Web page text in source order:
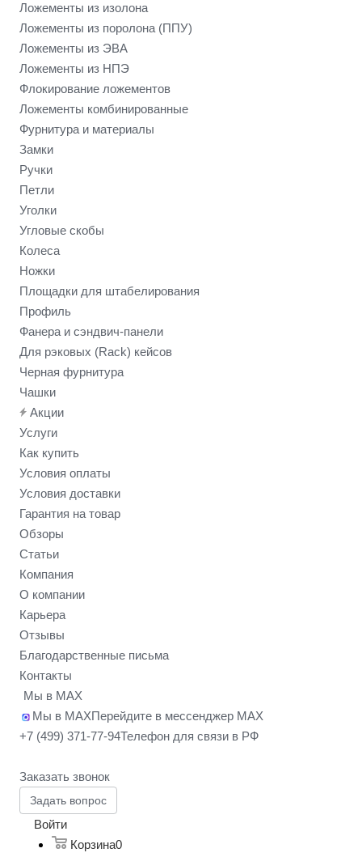
Ложементы из изолона
Ложементы из поролона (ППУ)
Ложементы из ЭВА
Ложементы из НПЭ
Флокирование ложементов
Ложементы комбинированные
Фурнитура и материалы
Замки
Ручки
Петли
Уголки
Угловые скобы
Колеса
Ножки
Площадки для штабелирования
Профиль
Фанера и сэндвич-панели
Для рэковых (Rack) кейсов
Черная фурнитура
Чашки
Акции
Услуги
Как купить
Условия оплаты
Условия доставки
Гарантия на товар
Обзоры
Статьи
Компания
О компании
Карьера
Отзывы
Благодарственные письма
Контакты
Мы в MAX
Мы в MAXПерейдите в мессенджер MAX
+7 (499) 371-77-94Телефон для связи в РФ
Заказать звонок
Задать вопрос
Войти
Корзина0